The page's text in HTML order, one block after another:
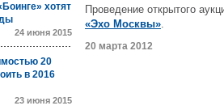
хотят
24 июня 2015
20
в 2016
23 июня 2015
Проведение открытого
«Эхо Москвы».
20 марта 2012